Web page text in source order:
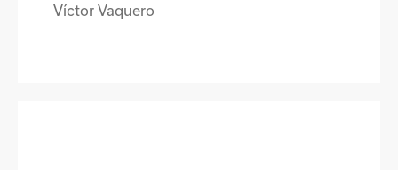
Víctor Vaquero